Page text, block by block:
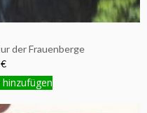
der Frauenberge